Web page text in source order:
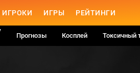
ИГРЫ РЕЙТИНГИ
Прогнозы Косплей Токсичный